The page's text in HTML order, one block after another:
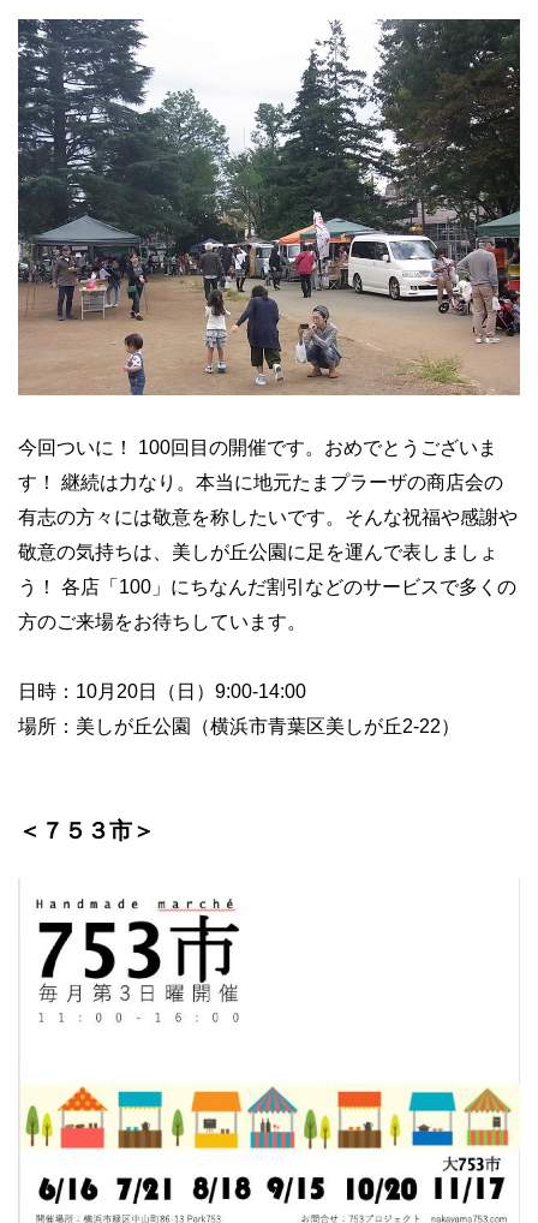
今回ついに！ 100回目の開催です。おめでとうございま
す！ 継続は力なり。本当に地元たまプラーザの商店会の
有志の方々には敬意を称したいです。そんな祝福や感謝や
敬意の気持ちは、美しが丘公園に足を運んで表しましょ
う！ 各店「100」にちなんだ割引などのサービスで多くの
方のご来場をお待ちしています。
日時：10月20日（日）9:00-14:00
場所：美しが丘公園（横浜市青葉区美しが丘2-22）
＜７５３市＞